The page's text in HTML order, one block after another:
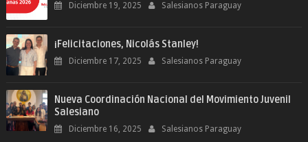
Diciembre 19, 2025 Salesianos Paraguay
¡Felicitaciones, Nicolás Stanley!
Diciembre 17, 2025 Salesianos Paraguay
Nueva Coordinación Nacional del Movimiento Juvenil
Salesiano
Diciembre 16, 2025 Salesianos Paraguay